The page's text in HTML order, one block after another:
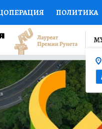
ПОЛИТИКА
СПОРТ
ФИНАНСЫ
НА СПОРТ
ТЕЛЕВИЗОР